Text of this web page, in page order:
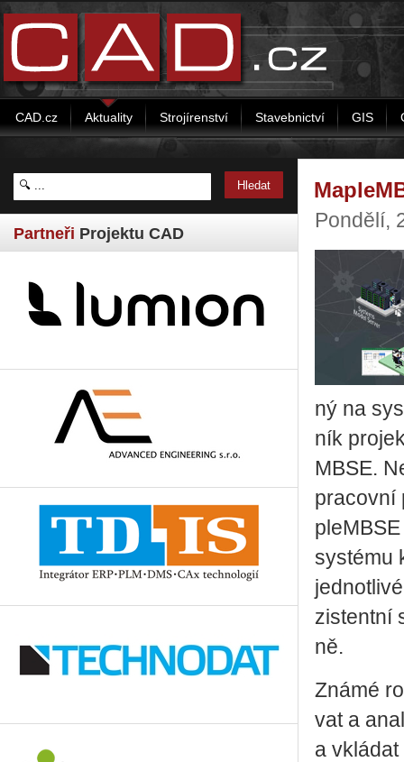
CAD.cz Aktuality Strojírenství Stavebnictví GIS
Partneři Projektu CAD
Pondělí,
ný na
ník
MBSE.
pra­cov­ní
sys­té­mu
zis­tent­ní
ně.
Známé
vat a
a